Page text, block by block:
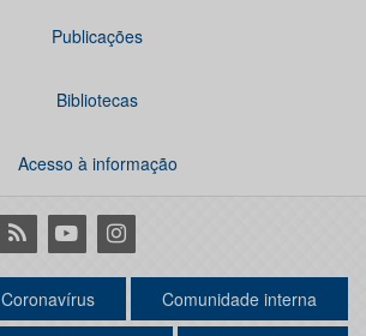
Publicações
Bibliotecas
Acesso à informação
RSS YoutubeInstagram
Coronavírus Comunidade interna